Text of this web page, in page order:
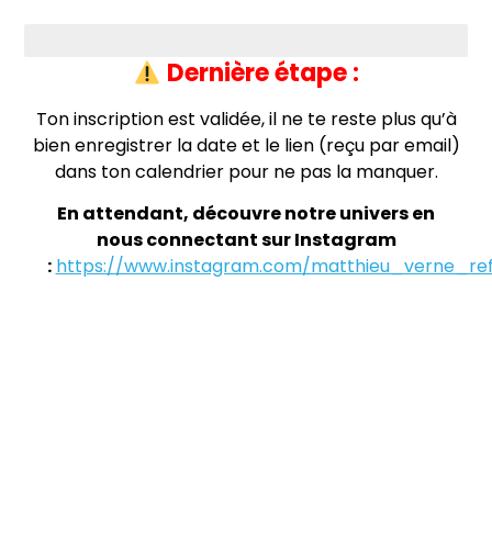
Dernière étape :
Ton inscription est validée, il ne te reste plus qu’à
bien enregistrer la date et le lien (reçu par email)
dans ton calendrier pour ne pas la manquer.
En attendant, découvre notre univers en
nous connectant sur Instagram
: https://www.instagram.com/